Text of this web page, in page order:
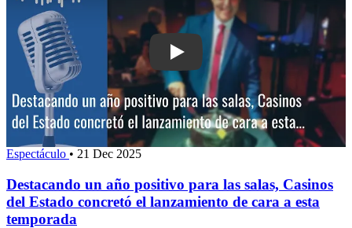
Play: Destacando un año positivo
Espectáculo • 21 Dec 2025
Destacando un año positivo para las salas, Casinos
del Estado concretó el lanzamiento de cara a esta
temporada